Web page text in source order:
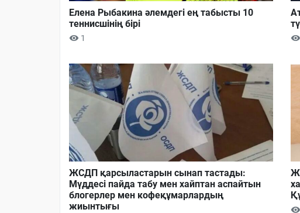
Елена Рыбакина әлемдегі ең табысты 10
теннисшінің бірі
1
ЖСДП қарсыластарын сынап тастады:
Мүддесі пайда табу мен хайптан аспайтын
блогерлер мен кофеқұмарлардың
жиынтығы